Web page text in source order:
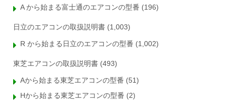
A から始まる富士通のエアコンの型番 (196)
日立のエアコンの取扱説明書 (1,003)
R から始まる日立のエアコンの型番 (1,002)
東芝エアコンの取扱説明書 (493)
Aから始まる東芝エアコンの型番 (51)
Hから始まる東芝エアコンの型番 (2)